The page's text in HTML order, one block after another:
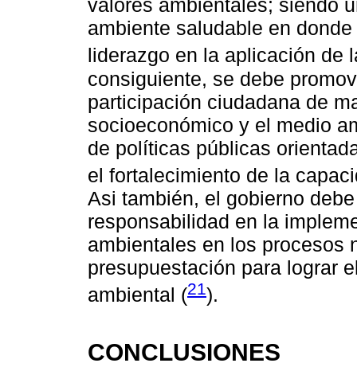
valores ambientales; siendo
ambiente saludable en
liderazgo en la aplicación de
consiguiente, se debe
participación ciudadana de
socioeconómico y el medio
de políticas públicas
el fortalecimiento de la
Asi también, el gobierno
responsabilidad en la
ambientales en los procesos
presupuestación para lograr
ambiental (21).
CONCLUSIONES